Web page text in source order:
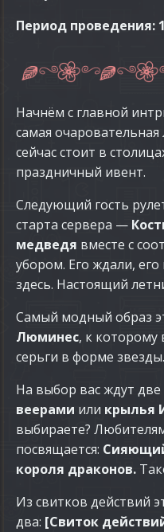
Период проведения:
Начнём с главной
самая
сейчас стоит в
праздничный ивент.
Следующий гость
старта сервера —
медведя вместе с
убором. Его ждали,
здесь. Настоящий
Самый модный образ
Люминес, к которому
серьги в форме
На выбор вас ждут
веерами или крылья
выбираете?
посвящается:
короля драконов.
Из свитков действий
два: [Свиток